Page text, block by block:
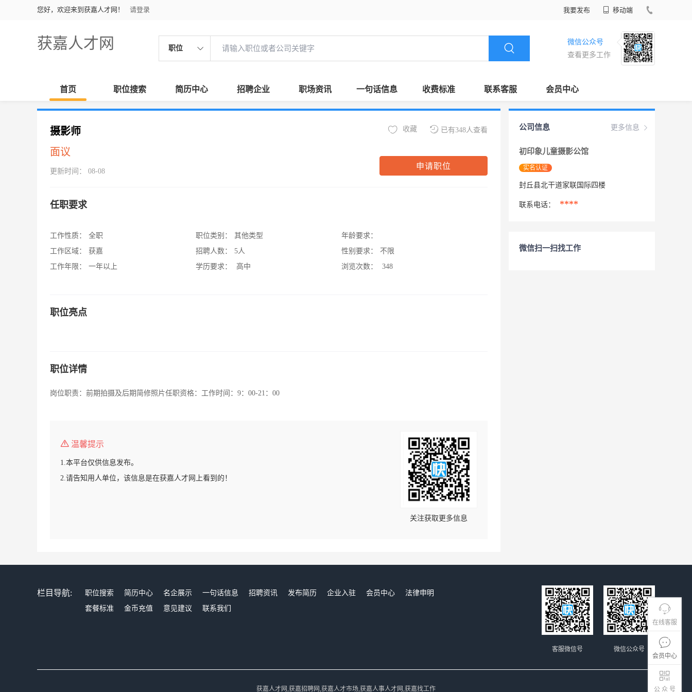
您好，欢迎来到获嘉人才网！ 请登录 我要发布 移动端
获嘉人才网 职位
微信公众号
查看更多工作
首页 职位搜索 简历中心 招聘企业 职场资讯 一句话信息 收费标准 联系客服 会员中心
在线客服
会员中心
公 众 号
摄影师
面议
更新时间： 08-08
已有348人查看
收藏
申请职位
任职要求
工作性质：
全职
工作区域：
获嘉
工作年限：
一年以上
职位类别：
其他类型
招聘人数：
5人
学历要求：
高中
年龄要求：
性别要求：
不限
浏览次数：
348
职位亮点
职位详情
岗位职责：前期拍摄及后期简修照片任职资格：工作时间：9：00-21：00
温馨提示
1.本平台仅供信息发布。
2.请告知用人单位，该信息是在获嘉人才网上看到的！
关注获取更多信息
更多信息
公司信息
初印象儿童摄影公馆
实名认证
封丘县北干道家联国际四楼
联系电话： ****
微信扫一扫找工作
栏目导航: 职位搜索 简历中心 名企展示 一句话信息 招聘资讯 发布简历 企业入驻 会员中心
法律申明
套餐标准
金币充值 意见建议 联系我们
微信公众号
客服微信号
获嘉人才网,获嘉招聘网,获嘉人才市场,获嘉人事人才网,获嘉找工作